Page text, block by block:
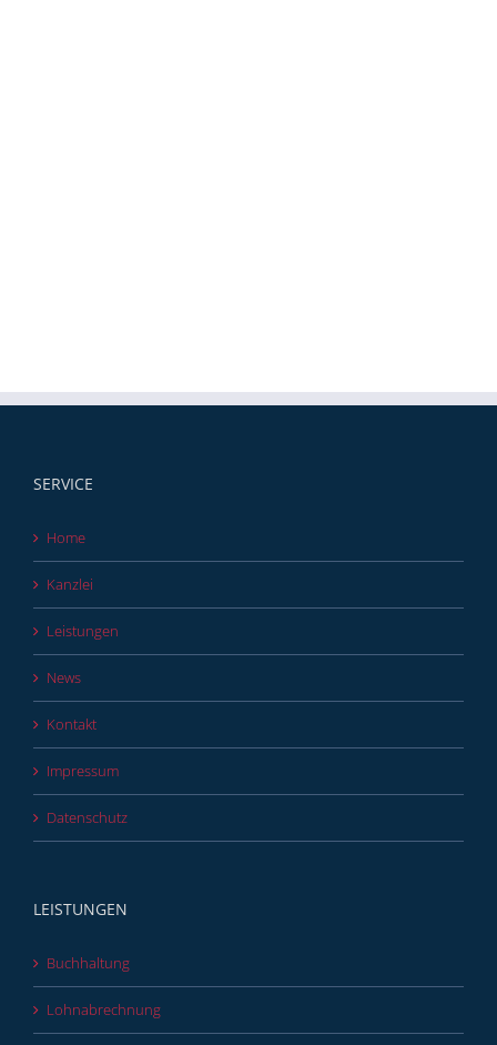
SERVICE
Home
Kanzlei
Leistungen
News
Kontakt
Impressum
Datenschutz
LEISTUNGEN
Buchhaltung
Lohnabrechnung